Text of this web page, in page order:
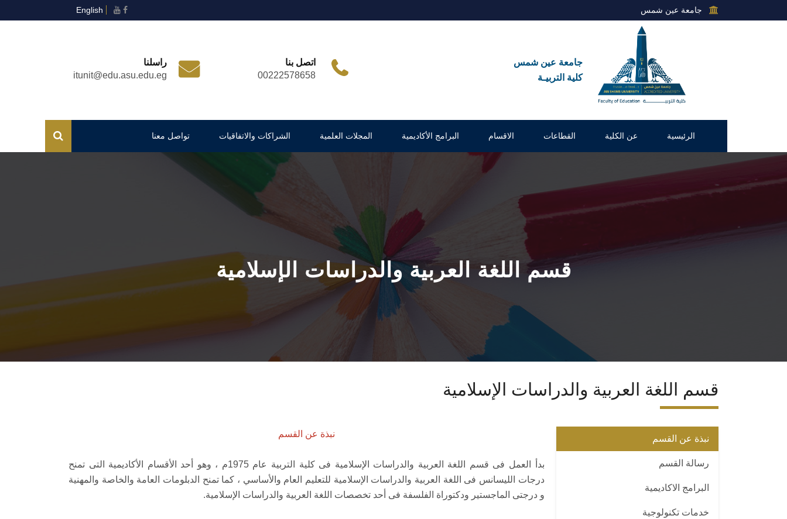
جامعة عين شمس English
جامعة عين شمس
كلية التربيـة
اتصل بنا
00222578658
راسلنا
itunit@edu.asu.edu.eg
الرئيسية عن الكلية القطاعات الاقسام البرامج الأكاديمية المجلات العلمية الشراكات والاتفاقيات تواصل معنا
قسم اللغة العربية والدراسات الإسلامية
قسم اللغة العربية والدراسات الإسلامية
نبذة عن القسم
رسالة القسم
البرامج الاكاديمية
خدمات تكنولوجية
نبذة عن القسم
بدأ العمل فى قسم اللغة العربية والدراسات الإسلامية فى كلية التربية عام 1975م ، وهو أحد الأقسام الأكاديمية التى تمنح
درجات الليسانس فى اللغة العربية والدراسات الإسلامية للتعليم العام والأساسي ، كما تمنح الدبلومات العامة والخاصة والمهنية
و درجتى الماجستير ودكتوراة الفلسفة فى أحد تخصصات اللغة العربية والدراسات الإسلامية.